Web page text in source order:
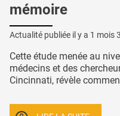
mémoire
Actualité publiée il y a 1 mois
Cette étude menée au
médecins et des
Cincinnati, révèle